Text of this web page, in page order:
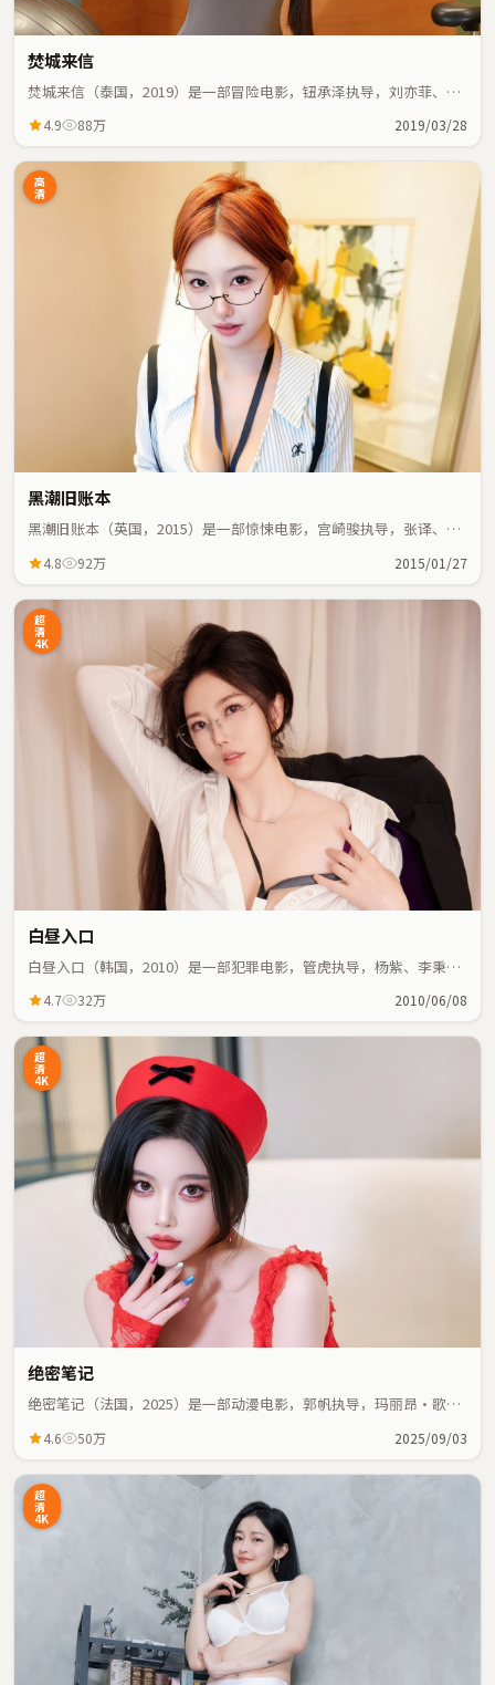
焚城来信
焚城来信（泰国，2019）是一部冒险电影，钮承泽执导，刘亦菲、葛
4.9 88万 2019/03/28
高
清
黑潮旧账本
黑潮旧账本（英国，2015）是一部惊悚电影，宫崎骏执导，张译、黄
4.8 92万 2015/01/27
超
清
4K
白昼入口
白昼入口（韩国，2010）是一部犯罪电影，管虎执导，杨紫、李秉宪
4.7 32万 2010/06/08
超
清
4K
绝密笔记
绝密笔记（法国，2025）是一部动漫电影，郭帆执导，玛丽昂·歌迪
4.6 50万 2025/09/03
超
清
4K